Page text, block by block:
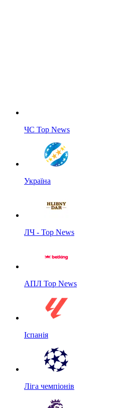
ЧС Top News
Україна
ЛЧ - Top News
АПЛ Top News
Іспанія
Ліга чемпіонів